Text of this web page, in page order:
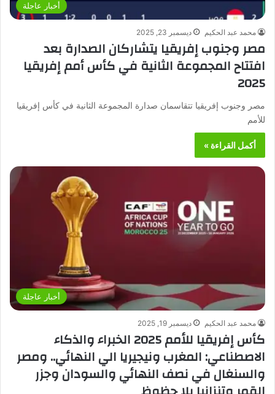
أخبار عاجلة
محمد عبد الحكيم ديسمبر 23, 2025
مصر وجنوب إفريقيا يتشاركان الصدارة بعد
افتتاح المجموعة الثانية في كأس أمم إفريقيا
2025
مصر وجنوب إفريقيا تتقاسمان صدارة المجموعة الثانية في كأس إفريقيا
للأمم
أكمل القراءة »
أخبار عاجلة
محمد عبد الحكيم ديسمبر 19, 2025
كأس إفريقيا للأمم 2025 الخبراء والذكاء
الاصطناعي: المغرب ونيجيريا الي النهائي.. ومصر
والسنغال في نصف النهائي والسودان وجزر